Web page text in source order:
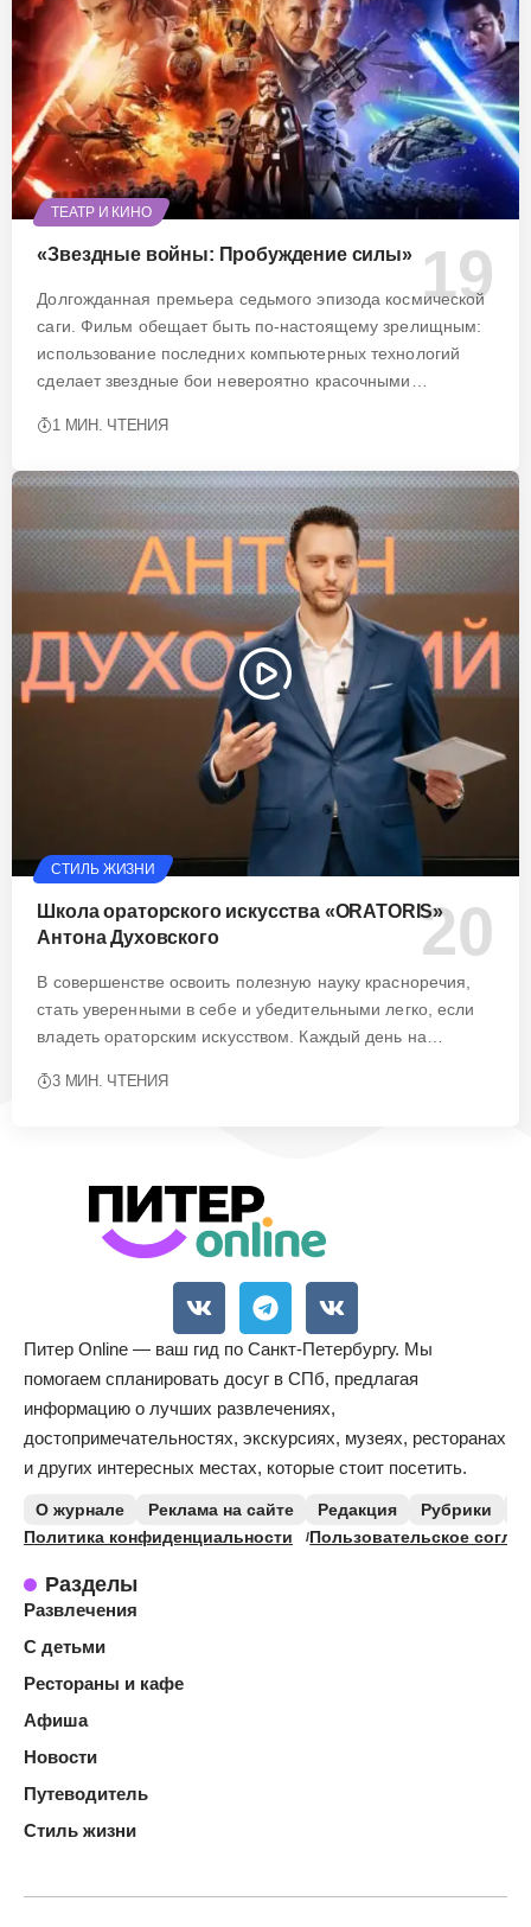
ТЕАТР И КИНО
«Звездные войны: Пробуждение силы»
Долгожданная премьера седьмого эпизода космической
саги. Фильм обещает быть по-настоящему зрелищным:
использование последних компьютерных технологий
сделает звездные бои невероятно красочными…
1 МИН. ЧТЕНИЯ
СТИЛЬ ЖИЗНИ
Школа ораторского искусства «ORATORIS»
Антона Духовского
В совершенстве освоить полезную науку красноречия,
стать уверенными в себе и убедительными легко, если
владеть ораторским искусством. Каждый день на…
3 МИН. ЧТЕНИЯ
Питер Online — ваш гид по Санкт-Петербургу. Мы
помогаем спланировать досуг в СПб, предлагая
информацию о лучших развлечениях,
достопримечательностях, экскурсиях, музеях, ресторанах
и других интересных местах, которые стоит посетить.
О журнале Реклама на сайте Редакция Рубрики
Политика конфиденциальности
Пользовательское
Разделы
Развлечения
С детьми
Рестораны и кафе
Афиша
Новости
Путеводитель
Стиль жизни